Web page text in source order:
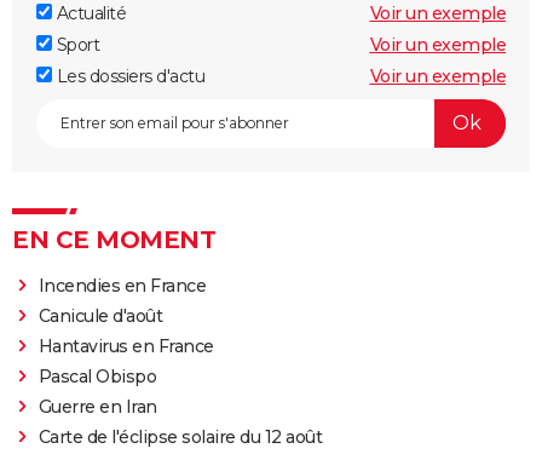
Actualité
Voir un exemple
Sport
Voir un exemple
Les dossiers d'actu
Voir un exemple
EN CE MOMENT
Incendies en France
Canicule d'août
Hantavirus en France
Pascal Obispo
Guerre en Iran
Carte de l'éclipse solaire du 12 août